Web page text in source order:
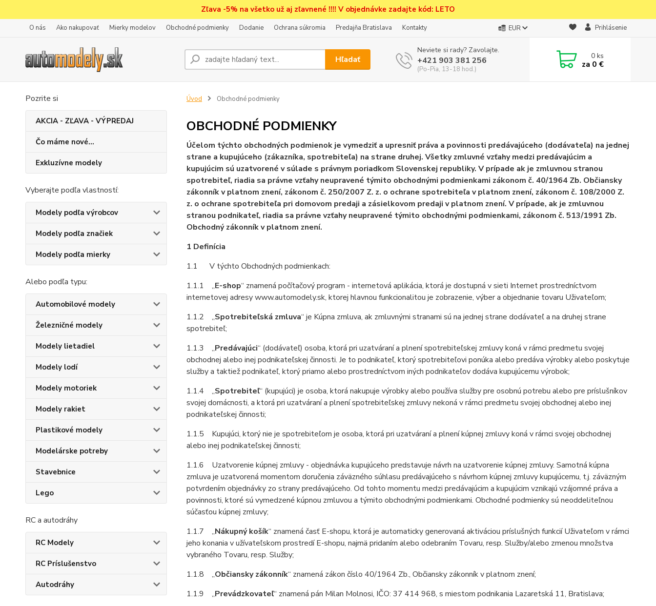
Zľava -5% na všetko už aj zľavnené !!!! V objednávke zadajte kód: LETO
O nás Ako nakupovať Mierky modelov Obchodné podmienky Dodanie Ochrana súkromia Predajňa Bratislava Kontakty EUR Prihlásenie
Hľadať
Neviete si rady? Zavolajte.
+421 903 381 256
(Po-Pia, 13-18 hod.)
0ks
za 0 €
Pozrite si
AKCIA - ZĽAVA - VÝPREDAJ
Čo máme nové...
Exkluzívne modely
Vyberajte podľa vlastností:
Modely podľa výrobcov
Modely podľa značiek
Modely podľa mierky
Alebo podľa typu:
Automobilové modely
Železničné modely
Modely lietadiel
Modely lodí
Modely motoriek
Modely rakiet
Plastikové modely
Modelárske potreby
Stavebnice
Lego
RC a autodráhy
RC Modely
RC Príslušenstvo
Autodráhy
Úvod Obchodné podmienky
OBCHODNÉ PODMIENKY
Účelom týchto obchodných podmienok je vymedziť a upresniť práva a povinnosti predávajúceho (dodávateľa) na jednej
strane a kupujúceho (zákazníka, spotrebiteľa) na strane druhej. Všetky zmluvné vzťahy medzi predávajúcim a
kupujúcim sú uzatvorené v súlade s právnym poriadkom Slovenskej republiky. V prípade ak je zmluvnou stranou
spotrebiteľ, riadia sa právne vzťahy neupravené týmito obchodnými podmienkami zákonom č. 40/1964 Zb. Občiansky
zákonník v platnom znení, zákonom č. 250/2007 Z. z. o ochrane spotrebiteľa v platnom znení, zákonom č. 108/2000 Z.
z. o ochrane spotrebiteľa pri domovom predaji a zásielkovom predaji v platnom znení. V prípade, ak je zmluvnou
stranou podnikateľ, riadia sa právne vzťahy neupravené týmito obchodnými podmienkami, zákonom č. 513/1991 Zb.
Obchodný zákonník v platnom znení.
1 Definícia
1.1 V týchto Obchodných podmienkach:
1.1.1 „E-shop“ znamená počítačový program - internetová aplikácia, ktorá je dostupná v sieti Internet prostredníctvom
internetovej adresy www.automodely.sk, ktorej hlavnou funkcionalitou je zobrazenie, výber a objednanie tovaru Uživateľom;
1.1.2 „Spotrebiteľská zmluva“ je Kúpna zmluva, ak zmluvnými stranami sú na jednej strane dodávateľ a na druhej strane
spotrebiteľ;
1.1.3 „Predávajúci“ (dodávateľ) osoba, ktorá pri uzatváraní a plnení spotrebiteľskej zmluvy koná v rámci predmetu svojej
obchodnej alebo inej podnikateľskej činnosti. Je to podnikateľ, ktorý spotrebiteľovi ponúka alebo predáva výrobky alebo poskytuje
služby a taktiež podnikateľ, ktorý priamo alebo prostredníctvom iných podnikateľov dodáva kupujúcemu výrobok;
1.1.4 „Spotrebiteľ“ (kupujúci) je osoba, ktorá nakupuje výrobky alebo používa služby pre osobnú potrebu alebo pre príslušníkov
svojej domácnosti, a ktorá pri uzatváraní a plnení spotrebiteľskej zmluvy nekoná v rámci predmetu svojej obchodnej alebo inej
podnikateľskej činnosti;
1.1.5 Kupujúci, ktorý nie je spotrebiteľom je osoba, ktorá pri uzatváraní a plnení kúpnej zmluvy koná v rámci svojej obchodnej
alebo inej podnikateľskej činnosti;
1.1.6 Uzatvorenie kúpnej zmluvy - objednávka kupujúceho predstavuje návrh na uzatvorenie kúpnej zmluvy. Samotná kúpna
zmluva je uzatvorená momentom doručenia záväzného súhlasu predávajúceho s návrhom kúpnej zmluvy kupujúcemu, t.j. záväzným
potvrdením objednávky zo strany predávajúceho. Od tohto momentu medzi predávajúcim a kupujúcim vznikajú vzájomné práva a
povinnosti, ktoré sú vymedzené kúpnou zmluvou a týmito obchodnými podmienkami. Obchodné podmienky sú neoddeliteľnou
súčasťou kúpnej zmluvy;
1.1.7 „Nákupný košík“ znamená časť E-shopu, ktorá je automaticky generovaná aktiváciou príslušných funkcií Uživateľom v rámci
jeho konania v užívateľskom prostredí E-shopu, najmä pridaním alebo odebraním Tovaru, resp. Služby/alebo zmenou množstva
vybraného Tovaru, resp. Služby;
1.1.8 „Občiansky zákonník“ znamená zákon číslo 40/1964 Zb., Občiansky zákonník v platnom znení;
1.1.9 „Prevádzkovateľ“ znamená pán Milan Molnosi, IČO: 37 414 968, s miestom podnikania Lazaretská 11, Bratislava;